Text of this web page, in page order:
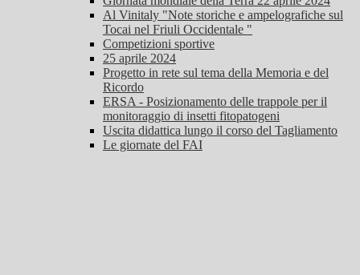
Al Vinitaly "Note storiche e ampelografiche sul
Tocai nel Friuli Occidentale "
Competizioni sportive
25 aprile 2024
Progetto in rete sul tema della Memoria e del
Ricordo
ERSA - Posizionamento delle trappole per il
monitoraggio di insetti fitopatogeni
Uscita didattica lungo il corso del Tagliamento
Le giornate del FAI